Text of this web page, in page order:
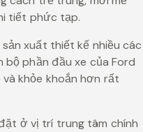
tiết phức tạp.
xuất thiết kế nhiều các
bộ phần đầu xe của Ford
khỏe khoắn hơn rất
ở vị trí trung tâm chính